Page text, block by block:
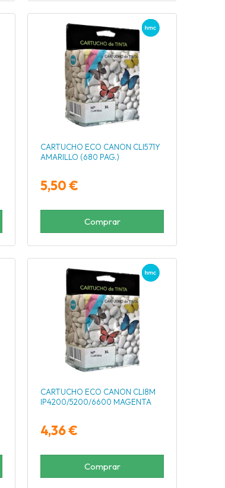
CARTUCHO ECO CANON CLI571Y
AMARILLO (680 PAG.)
5,50 €
Comprar
CARTUCHO ECO CANON CLI8M
IP4200/5200/6600 MAGENTA
4,36 €
Comprar